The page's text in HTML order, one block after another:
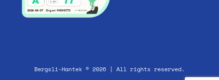
Bergsli-Hantek © 2026 | All rights reserved.